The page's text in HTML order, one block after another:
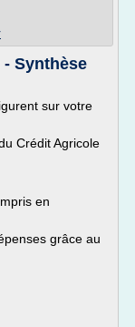
Synthèse
sur votre
Crédit Agricole
en
grâce au